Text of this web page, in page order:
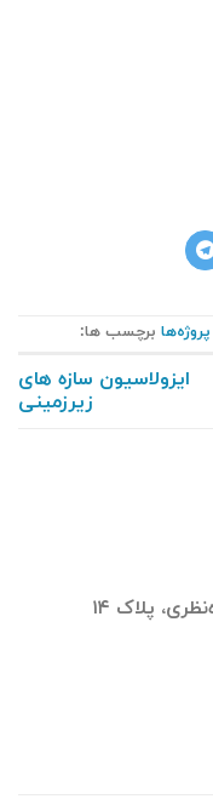
پلاک ۱۴
برچسب ها:
ایزولاسیون سازه های
زیرزمینی